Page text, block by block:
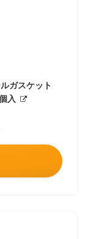
ガスケット
入